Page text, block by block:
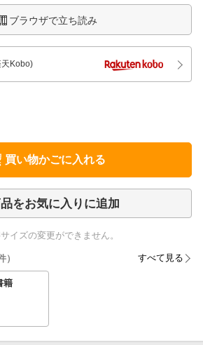
ブラウザで立ち読み
天Kobo)
買い物かごに入れる
をお気に入りに追加
イズの変更ができません。
） すべて見る
籍